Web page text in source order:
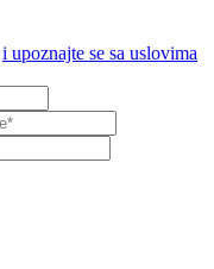
i upoznajte se sa uslovima